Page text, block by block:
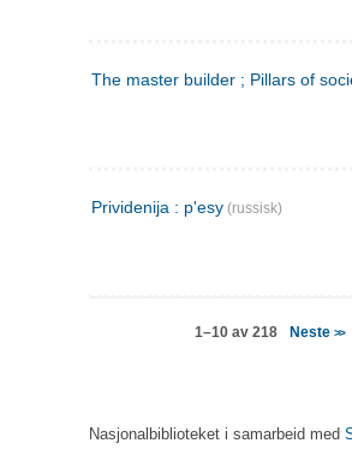
The master builder ; Pillars of
Prividenija : p'esy (russisk)
1–10 av 218 Neste >>
Nasjonalbiblioteket i samarbeid med